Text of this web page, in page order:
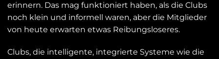
erinnern. Das mag funktioniert haben, als die Clubs
noch klein und informell waren, aber die Mitglieder
von heute erwarten etwas Reibungsloseres.
Clubs, die intelligente, integrierte Systeme wie die